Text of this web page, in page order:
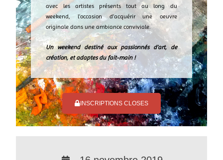
avec les artistes présents tout au long du
weekend, l’occasion d’acquérir une oeuvre
originale dans une ambiance conviviale.
Un weekend destiné aux passionnés d’art, de
création, et adaptes du fait-main !
INSCRIPTIONS CLOSES